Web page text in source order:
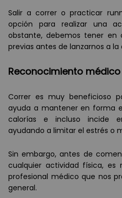
Salir a correr o practicar
opción para realizar una
obstante, debemos tener en
previas antes de lanzarnos a la
Reconocimiento médico
Correr es muy beneficioso
ayuda a mantener en forma
calorías e incluso incide
ayudando a limitar el estrés o
Sin embargo, antes de
cualquier actividad física, es
profesional médico que nos
general.